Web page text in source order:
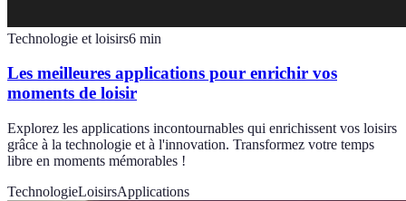
Technologie et loisirs6 min
Les meilleures applications pour enrichir vos
moments de loisir
Explorez les applications incontournables qui enrichissent vos loisirs
grâce à la technologie et à l'innovation. Transformez votre temps
libre en moments mémorables !
TechnologieLoisirsApplications